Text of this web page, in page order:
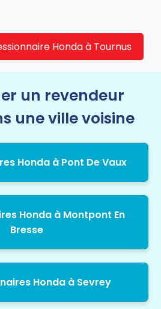
Honda à Tournus
un revendeur
une ville voisine
Honda à Pont De Vaux
Honda à Montpont En
Bresse
Honda à Sevrey